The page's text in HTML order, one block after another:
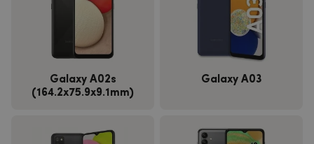
Galaxy A02s
(164.2x75.9x9.1mm)
Galaxy A03